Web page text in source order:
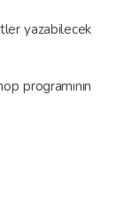
yazabilecek
programının